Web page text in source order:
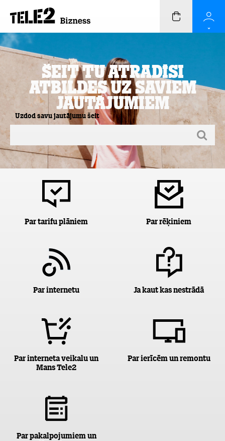
Šeit Tu atradīsi
atbildes uz saviem
jautājumiem
Uzdod savu jautājumu šeit
Par tarifu plāniem Par rēķiniem
Par internetu Ja kaut kas nestrādā
Par interneta veikalu un
Mans Tele2
Par ierīcēm un remontu
Par pakalpojumiem un